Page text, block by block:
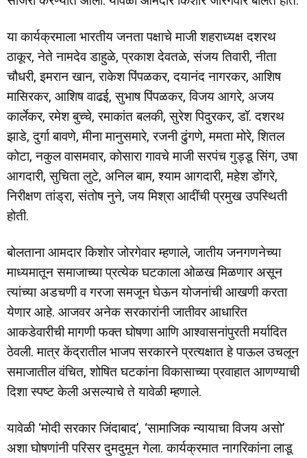
या कार्यक्रमाला भारतीय जनता पक्षाचे माजी शहराध्यक्ष दशरथ
ठाकूर, नेते नामदेव डाहुळे, प्रकाश देवतळे, संजय तिवारी, नीता
चौधरी, इमरान खान, राकेश पिंपळकर, दयानंद नागरकर, आशिष
मासिरकर, आशिष वाढई, सुभाष पिंपळकर, विजय आगरे, अजय
कार्लेकर, रमेश बुच्चे, रमाकांत बलकी, सुरेश पिदुरकर, डॉ. दशरथ
झाडे, दुर्गा बावणे, मीना मानुसमारे, रजनी ढुंगणे, ममता मोरे, शितल
कोटा, नकुल वासमवार, कोसारा गावचे माजी सरपंच गुड्डू सिंग, उषा
आगदारी, सुचिता लुटे, अनिल बाम, श्याम आगदारी, महेश डोंगरे,
निरीक्षण तांड्रा, संतोष नुने, जय मिश्रा आदींची प्रमुख उपस्थिती
होती.
बोलताना आमदार किशोर जोरगेवार म्हणाले, जातीय जनगणनेच्या
माध्यमातून समाजाच्या प्रत्येक घटकाला ओळख मिळणार असून
त्यांच्या अडचणी व गरजा समजून घेऊन योजनांची आखणी करता
येणार आहे. आजवर अनेक सरकारांनी जातीवर आधारित
आकडेवारीची मागणी फक्त घोषणा आणि आश्वासनांपुरती मर्यादित
ठेवली. मात्र केंद्रातील भाजप सरकारने प्रत्यक्षात हे पाऊल उचलून
समाजातील वंचित, शोषित घटकांना विकासाच्या प्रवाहात आणण्याची
दिशा स्पष्ट केली असल्याचे ते यावेळी म्हणाले.
यावेळी ‘मोदी सरकार जिंदाबाद’, ‘सामाजिक न्यायाचा विजय असो’
अशा घोषणांनी परिसर दुमदुमून गेला. कार्यक्रमात नागरिकांना लाडू